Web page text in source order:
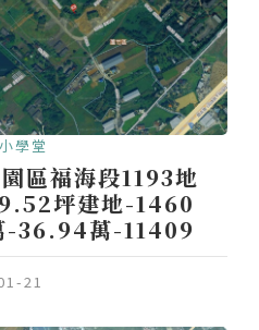
學堂
區福海段1193地
坪建地-1460
-36.94萬-11409
21